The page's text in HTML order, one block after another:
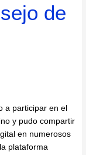
de
a participar en el
y pudo compartir
en numerosos
plataforma